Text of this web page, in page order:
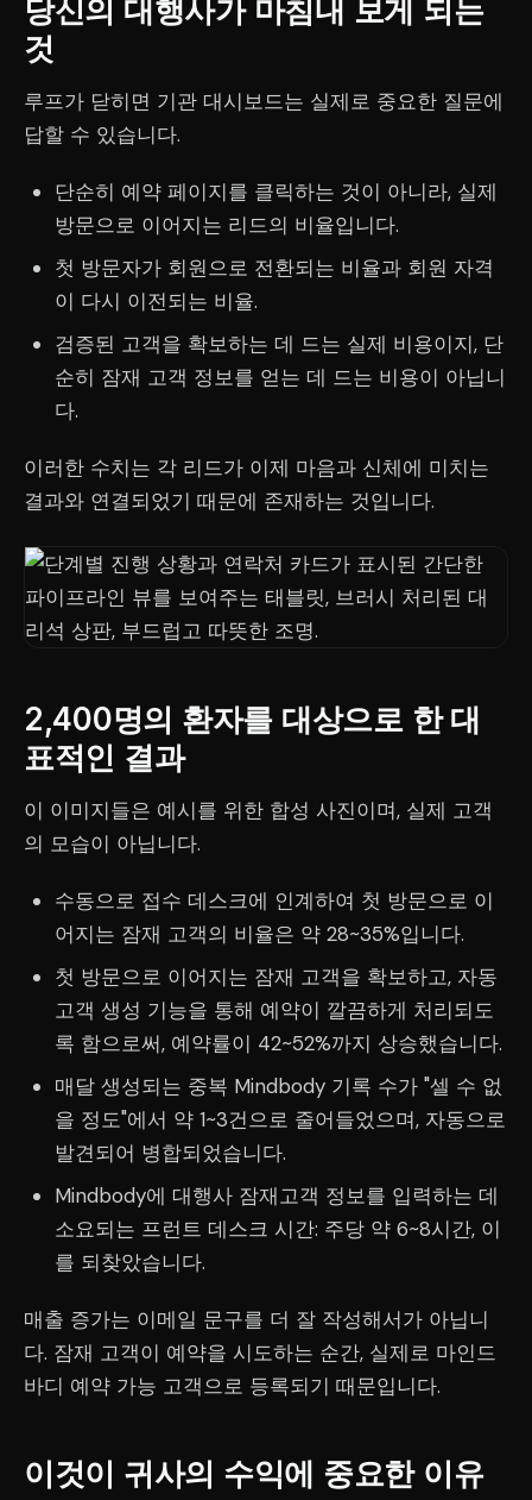
당신의 대행사가 마침내 보게 되는
것
루프가 닫히면 기관 대시보드는 실제로 중요한 질문에
답할 수 있습니다.
단순히 예약 페이지를 클릭하는 것이 아니라, 실제
방문으로 이어지는 리드의 비율입니다.
첫 방문자가 회원으로 전환되는 비율과 회원 자격
이 다시 이전되는 비율.
검증된 고객을 확보하는 데 드는 실제 비용이지, 단
순히 잠재 고객 정보를 얻는 데 드는 비용이 아닙니
다.
이러한 수치는 각 리드가 이제 마음과 신체에 미치는
결과와 연결되었기 때문에 존재하는 것입니다.
2,400명의 환자를 대상으로 한 대
표적인 결과
이 이미지들은 예시를 위한 합성 사진이며, 실제 고객
의 모습이 아닙니다.
수동으로 접수 데스크에 인계하여 첫 방문으로 이
어지는 잠재 고객의 비율은 약 28~35%입니다.
첫 방문으로 이어지는 잠재 고객을 확보하고, 자동
고객 생성 기능을 통해 예약이 깔끔하게 처리되도
록 함으로써, 예약률이 42~52%까지 상승했습니다.
매달 생성되는 중복 Mindbody 기록 수가 "셀 수 없
을 정도"에서 약 1~3건으로 줄어들었으며, 자동으로
발견되어 병합되었습니다.
Mindbody에 대행사 잠재고객 정보를 입력하는 데
소요되는 프런트 데스크 시간: 주당 약 6~8시간, 이
를 되찾았습니다.
매출 증가는 이메일 문구를 더 잘 작성해서가 아닙니
다. 잠재 고객이 예약을 시도하는 순간, 실제로 마인드
바디 예약 가능 고객으로 등록되기 때문입니다.
이것이 귀사의 수익에 중요한 이유